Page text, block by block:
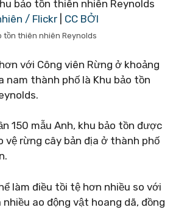
/ Flickr CC BỞI
tồn thiên nhiên Reynolds
với Công viên Rừng ở khoảng
nam thành phố là Khu bảo tồn
150 mẫu Anh, khu bảo tồn được
vệ rừng cây bản địa ở thành phố
làm điều tồi tệ hơn nhiều so với
nhiều ao động vật hoang dã, đồng